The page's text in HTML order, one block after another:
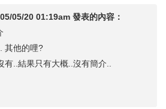
05/20 01:19am 發表的內容：
其他的哩?
..結果只有大概..沒有簡介..